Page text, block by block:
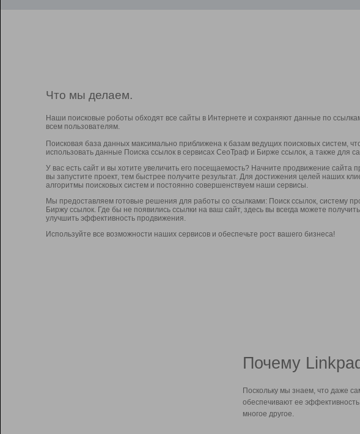
Что мы делаем.
Наши поисковые роботы обходят все сайты в Интернете и сохраняют данные по
всем пользователям.
Поисковая база данных максимально приближена к базам ведущих поисковых систем,
использовать данные Поиска ссылок в сервисах СеоТраф и Бирже ссылок, а также для
У вас есть сайт и вы хотите увеличить его посещаемость? Начните продвижение сайта
вы запустите проект, тем быстрее получите результат. Для достижения целей наших
алгоритмы поисковых систем и постоянно совершенствуем наши сервисы.
Мы предоставляем готовые решения для работы со ссылками: Поиск ссылок, систему
Биржу ссылок. Где бы не появились ссылки на ваш сайт, здесь вы всегда можете
улучшить эффективность продвижения.
Используйте все возможности наших сервисов и обеспечьте рост вашего бизнеса!
Почему
Поскольку мы знаем, что даже
обеспечивают ее
многое другое.